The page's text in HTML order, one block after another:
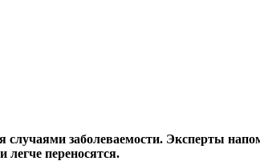
заболеваемости. Эксперты
легче переносятся.